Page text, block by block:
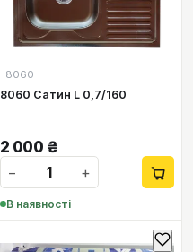
8060
8060 Сатин L 0,7/160
2 000 ₴
−
+
В наявності